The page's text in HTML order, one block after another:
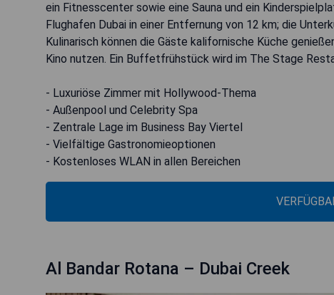
ein Fitnesscenter sowie eine Sauna und ein
Flughafen Dubai in einer Entfernung von 12 km; die
Kulinarisch können die Gäste kalifornische Küche
Kino nutzen. Ein Buffetfrühstück wird im The Stage
- Luxuriöse Zimmer mit Hollywood-Thema
- Außenpool und Celebrity Spa
- Zentrale Lage im Business Bay Viertel
- Vielfältige Gastronomieoptionen
- Kostenloses WLAN in allen Bereichen
Al Bandar Rotana – Dubai Creek